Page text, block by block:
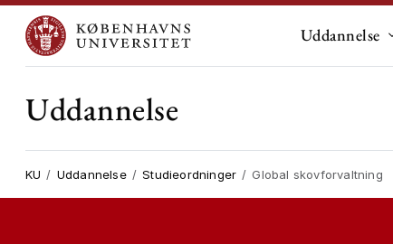
Uddannelse
Uddannelse
KU Uddannelse Studieordninger Global skovforvaltning